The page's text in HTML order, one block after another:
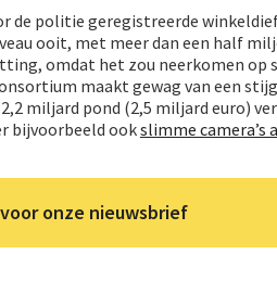
de politie geregistreerde
ooit, met meer dan een half
omdat het zou neerkomen op
maakt gewag van een
miljard pond (2,5 miljard euro)
bijvoorbeeld ookslimme camera’s
onze nieuwsbrief